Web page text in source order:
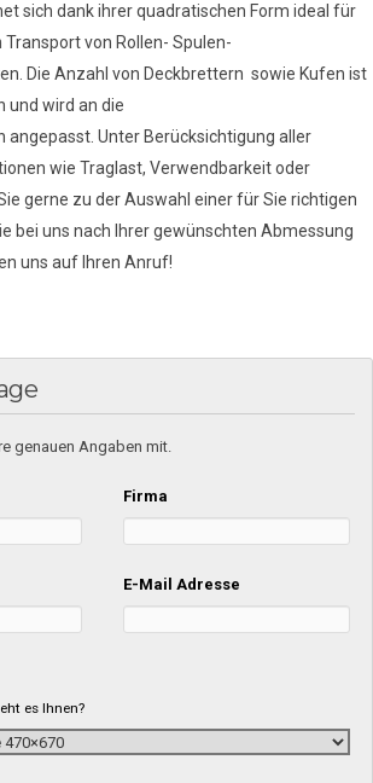
sich dank ihrer quadratischen Form ideal für
von Rollen- Spulen-
Die Anzahl von Deckbrettern sowie Kufen ist
und wird an die
angepasst. Unter Berücksichtigung aller
wie Traglast, Verwendbarkeit oder
gerne zu der Auswahl einer für Sie richtigen
bei uns nach Ihrer gewünschten Abmessung
uns auf Ihren Anruf!
genauen Angaben mit.
Firma
E-Mail Adresse
es Ihnen?